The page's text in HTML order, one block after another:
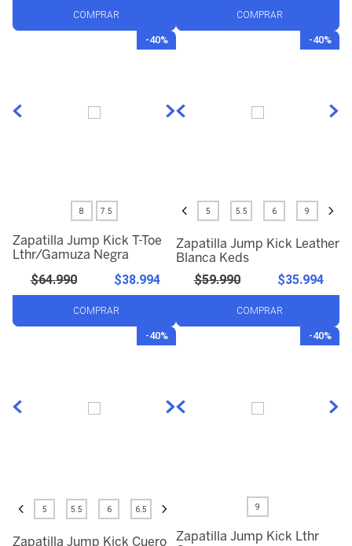
COMPRAR COMPRAR
-40%
8 7.5
Zapatilla Jump Kick T-Toe
Lthr/Gamuza Negra
$64.990 $38.994
COMPRAR
-40%
5 5.5 6 9
Zapatilla Jump Kick Leather
Blanca Keds
$59.990 $35.994
COMPRAR
-40%
5 5.5 6 6.5
Zapatilla Jump Kick Cuero
-40%
9
Zapatilla Jump Kick Lthr